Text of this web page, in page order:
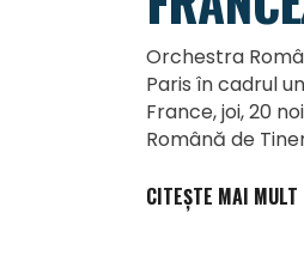
Orchestra
Paris în cadrul
France, joi, 20
Română de
CITEȘTE MAI MULT